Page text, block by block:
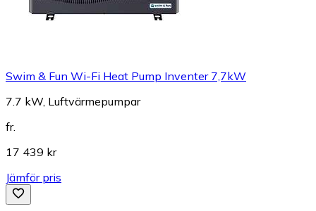
Swim & Fun Wi-Fi Heat Pump Inventer 7,7kW
7.7 kW, Luftvärmepumpar
fr.
17 439 kr
Jämför pris